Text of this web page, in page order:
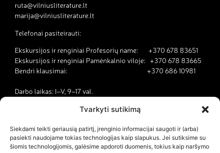
Tvarkyti sutikimą
Siekdami teikti geriausią patirtį, įrenginio informacijai saugoti ir (arba)
pasiekti naudojame tokias technologijas kaip slapukus. Jei sutiksime su
šiomis technologijomis, galėsime apdoroti duomenis, tokius kaip naršymo
ruta@vilniusliterature.lt
marija@vilniusliterature.lt
Telefonai pasiteirauti:
Ekskursijos ir renginiai Profesorių name: +370 678 83651
Ekskursijos ir renginiai Pamėnkalnio viloje: +370 678 83665
Bendri klausimai: +370 686 10981
Darbo laikas: I–V, 9–17 val.
Kodėl Vilnius yra literatūros miestas?
Kontaktai